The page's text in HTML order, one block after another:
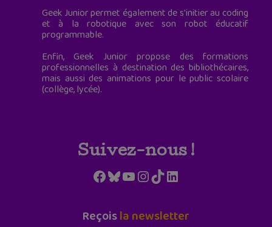
Geek Junior permet également de s'initier au coding
et à la robotique avec son robot éducatif
programmable.
Enfin, Geek Junior propose des formations
professionnelles à destination des bibliothécaires,
mais aussi des animations pour le public scolaire
(collège, lycée).
Suivez-nous !
Facebook
Bluesky
YouTube
Instagram
TikTokLinkedIn
Reçoisla newsletter